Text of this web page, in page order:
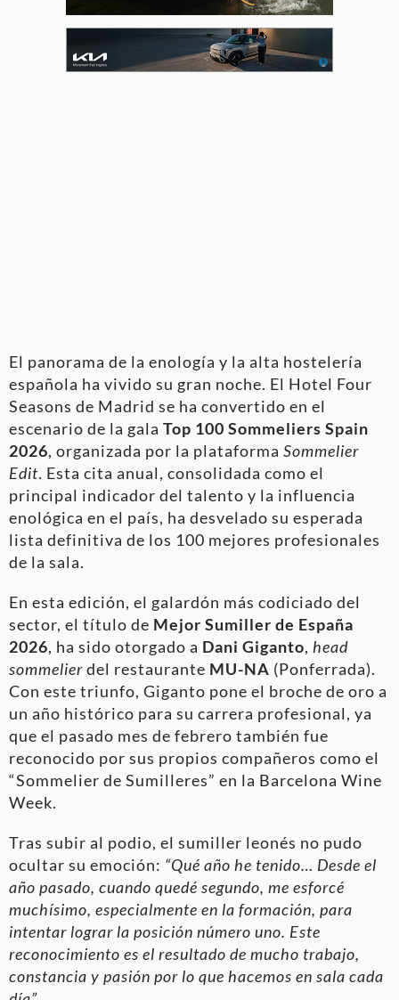
El panorama de la enología y la alta hostelería
española ha vivido su gran noche. El Hotel Four
Seasons de Madrid se ha convertido en el
escenario de la gala Top 100 Sommeliers Spain
2026, organizada por la plataforma Sommelier
Edit. Esta cita anual, consolidada como el
principal indicador del talento y la influencia
enológica en el país, ha desvelado su esperada
lista definitiva de los 100 mejores profesionales
de la sala.
En esta edición, el galardón más codiciado del
sector, el título de Mejor Sumiller de España
2026, ha sido otorgado a Dani Giganto, head
sommelierdel restaurante MU-NA (Ponferrada).
Con este triunfo, Giganto pone el broche de oro a
un año histórico para su carrera profesional, ya
que el pasado mes de febrero también fue
reconocido por sus propios compañeros como el
“Sommelier de Sumilleres” en la Barcelona Wine
Week.
Tras subir al podio, el sumiller leonés no pudo
ocultar su emoción: “Qué año he tenido… Desde el
año pasado, cuando quedé segundo, me esforcé
muchísimo, especialmente en la formación, para
intentar lograr la posición número uno. Este
reconocimiento es el resultado de mucho trabajo,
constancia y pasión por lo que hacemos en sala cada